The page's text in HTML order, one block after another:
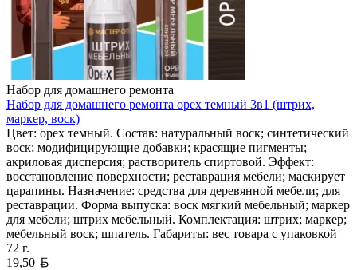
Набор для домашнего ремонта
Набор для домашнего ремонта орех темный 3в1 (штрих,
маркер, воск)
Цвет: орех темный. Состав: натуральный воск; синтетический
воск; модифицирующие добавки; красящие пигменты;
акриловая дисперсия; растворитель спиртовой. Эффект:
восстановление поверхности; реставрация мебели; маскирует
царапины. Назначение: средства для деревянной мебели; для
реставрации. Форма выпуска: воск мягкий мебельный; маркер
для мебели; штрих мебельный. Комплектация: штрих; маркер;
мебельный воск; шпатель. Габариты: вес товара с упаковкой
72 г.
19,50